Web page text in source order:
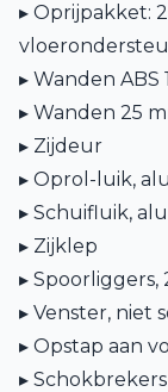
▸ Oprijpakket:
▸ Wanden
▸ Wanden 25
▸ Zijdeur
▸ Oprol-luik,
▸ Schuifluik,
▸ Zijklep
▸ Spoorliggers,
▸ Venster, niet
▸ Opstap aan
▸